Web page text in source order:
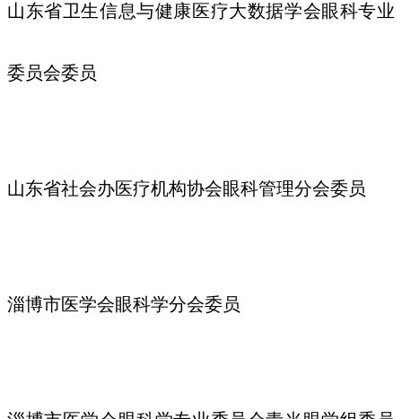
山东省卫生信息与健康医疗大数据学会眼科专业
委员会委员
山东省社会办医疗机构协会眼科管理分会委员
淄博市医学会眼科学分会委员